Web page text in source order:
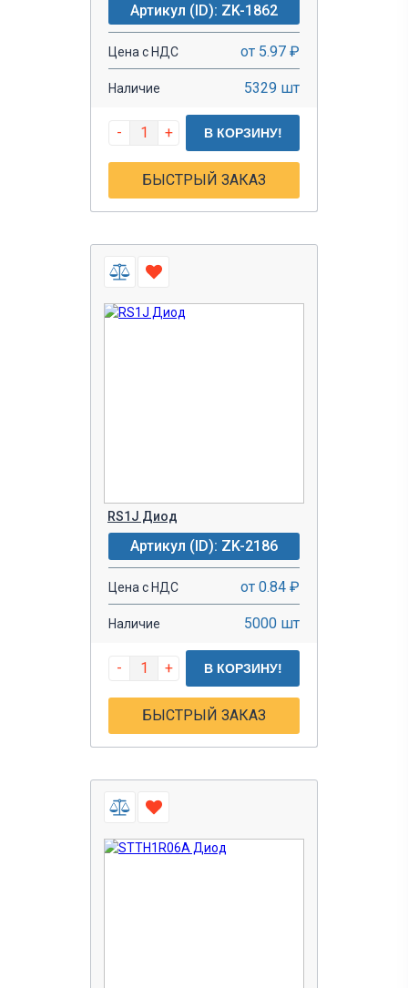
Артикул (ID): ZK-1862
Цена с НДС от 5.97 ₽
Наличие 5329 шт
- + В КОРЗИНУ!
БЫСТРЫЙ ЗАКАЗ
RS1J Диод
Артикул (ID): ZK-2186
Цена с НДС от 0.84 ₽
Наличие 5000 шт
- + В КОРЗИНУ!
БЫСТРЫЙ ЗАКАЗ